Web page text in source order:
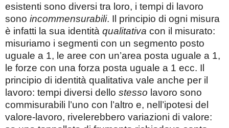
esistenti sono diversi tra loro, i tempi di lavoro
sono incommensurabili. Il principio di ogni misura
è infatti la sua identità qualitativa con il misurato:
misuriamo i segmenti con un segmento posto
uguale a 1, le aree con un’area posta uguale a 1,
le forze con una forza posta uguale a 1 ecc. Il
principio di identità qualitativa vale anche per il
lavoro: tempi diversi dello stesso lavoro sono
commisurabili l’uno con l’altro e, nell’ipotesi del
valore-lavoro, rivelerebbero variazioni di valore: